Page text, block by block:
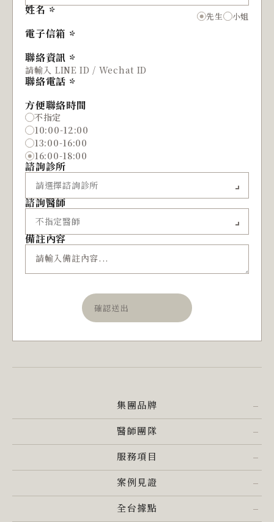
姓名 先生 小姐
電子信箱
聯絡資訊
聯絡電話
方便聯絡時間
不指定
10:00-12:00
13:00-16:00
16:00-18:00
諮詢診所
諮詢醫師
備註內容
確認送出
集團品牌
醫師團隊
服務項目
案例見證
全台據點